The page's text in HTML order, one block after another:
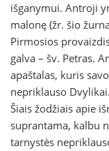
išganymui. Antroji
malonę (žr. šio
Pirmosios
galva – šv. Petras.
apaštalas, kuris
nepriklauso Dvylikai.
Šiais žodžiais apie
suprantama, kalbu
tarnystės